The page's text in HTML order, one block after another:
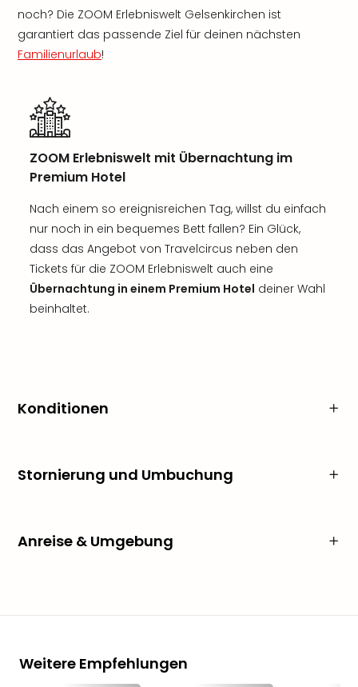
noch? Die ZOOM Erlebniswelt Gelsenkirchen ist
garantiert das passende Ziel für deinen nächsten
Familienurlaub!
ZOOM Erlebniswelt mit Übernachtung im
Premium Hotel
Nach einem so ereignisreichen Tag, willst du einfach
nur noch in ein bequemes Bett fallen? Ein Glück,
dass das Angebot von Travelcircus neben den
Tickets für die ZOOM Erlebniswelt auch eine
Übernachtung in einem Premium Hotel deiner Wahl
beinhaltet.
Konditionen
Stornierung und Umbuchung
Anreise & Umgebung
Weitere Empfehlungen